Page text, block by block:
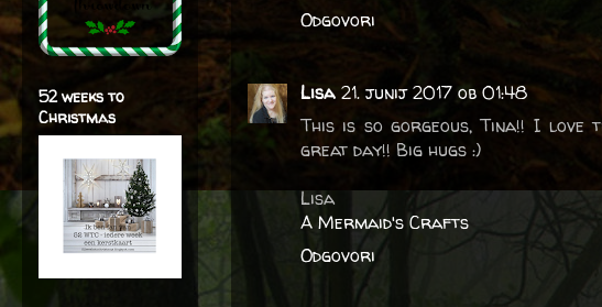
Odgovori
Lisa 21. junij 2017 ob 01:48
This is so gorgeous, Tina!! I love
great day!! Big hugs :)
Lisa
A Mermaid's Crafts
Odgovori
52 weeks to
Christmas